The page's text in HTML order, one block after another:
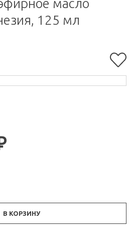
масло
125 мл
В КОРЗИНУ